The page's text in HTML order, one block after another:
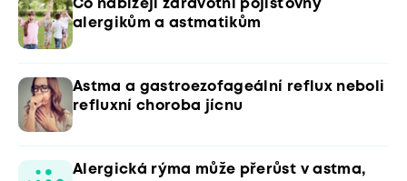
Co nabízejí zdravotní pojišťovny
alergikům a astmatikům
Astma a gastroezofageální reflux neboli
refluxní choroba jícnu
Alergická rýma může přerůst v astma,